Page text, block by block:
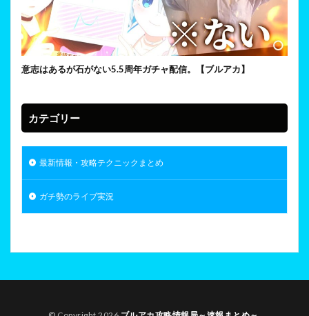
意志はあるが石がない5.5周年ガチャ配信。【ブルアカ】
カテゴリー
最新情報・攻略テクニックまとめ
ガチ勢のライブ実況